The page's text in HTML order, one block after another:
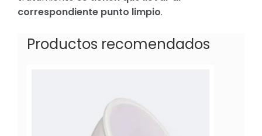
correspondiente punto limpio.
Productos recomendados